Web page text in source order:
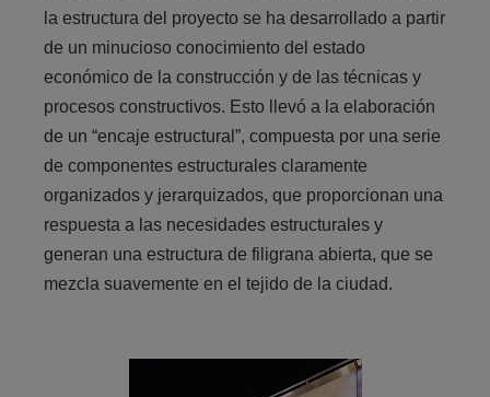
la estructura del proyecto se ha desarrollado a partir
de un minucioso conocimiento del estado
económico de la construcción y de las técnicas y
procesos constructivos. Esto llevó a la elaboración
de un “encaje estructural”, compuesta por una serie
de componentes estructurales claramente
organizados y jerarquizados, que proporcionan una
respuesta a las necesidades estructurales y
generan una estructura de filigrana abierta, que se
mezcla suavemente en el tejido de la ciudad.